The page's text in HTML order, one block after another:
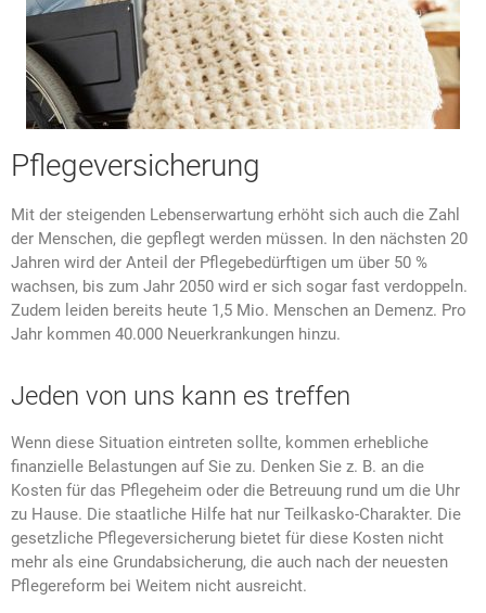
Pflegeversicherung
Mit der steigenden Lebenserwartung erhöht sich auch die Zahl
der Menschen, die gepflegt werden müssen. In den nächsten 20
Jahren wird der Anteil der Pflegebedürftigen um über 50 %
wachsen, bis zum Jahr 2050 wird er sich sogar fast verdoppeln.
Zudem leiden bereits heute 1,5 Mio. Menschen an Demenz. Pro
Jahr kommen 40.000 Neuerkrankungen hinzu.
Jeden von uns kann es treffen
Wenn diese Situation eintreten sollte, kommen erhebliche
finanzielle Belastungen auf Sie zu. Denken Sie z. B. an die
Kosten für das Pflegeheim oder die Betreuung rund um die Uhr
zu Hause. Die staatliche Hilfe hat nur Teilkasko-Charakter. Die
gesetzliche Pflegeversicherung bietet für diese Kosten nicht
mehr als eine Grundabsicherung, die auch nach der neuesten
Pflegereform bei Weitem nicht ausreicht.